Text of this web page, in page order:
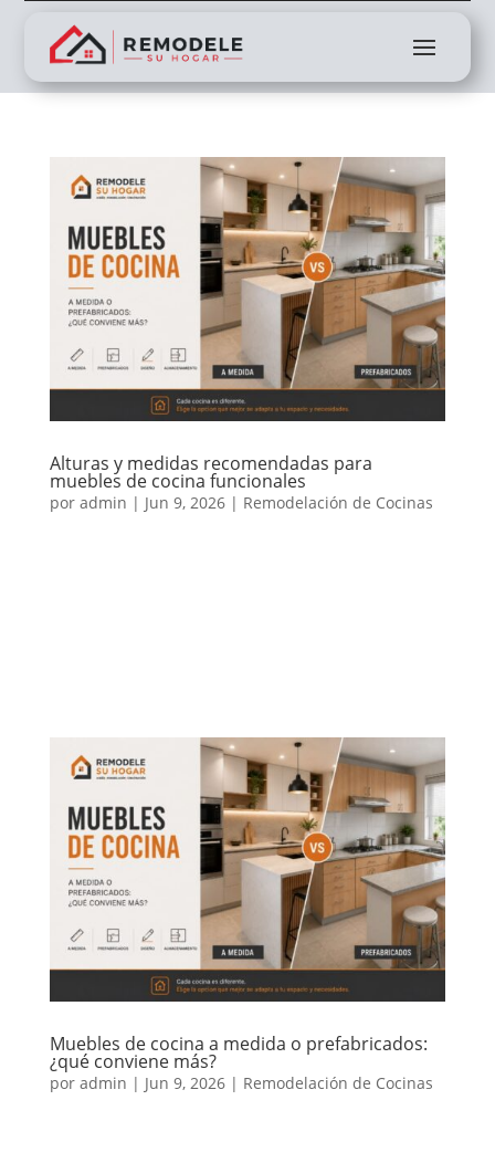
Alturas y medidas recomendadas para
muebles de cocina funcionales
por admin | Jun 9, 2026| Remodelación de Cocinas
Muebles de cocina a medida o prefabricados:
¿qué conviene más?
por admin | Jun 9, 2026| Remodelación de Cocinas